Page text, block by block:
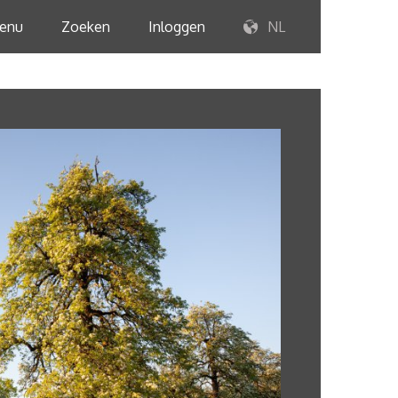
Zoeken Inloggen NL